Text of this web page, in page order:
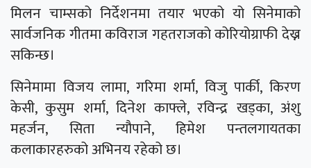
मिलन चाम्सको निर्देशनमा तयार भएको यो सिनेमाको
सार्वजनिक गीतमा कविराज गहतराजको कोरियोग्राफी देख्न
सकिन्छ।
सिनेमामा विजय लामा, गरिमा शर्मा, विजु पार्की, किरण
केसी, कुसुम शर्मा, दिनेश काफ्ले, रविन्द्र खड्का, अंशु
महर्जन, सिता न्यौपाने, हिमेश पन्तलगायतका
कलाकारहरुको अभिनय रहेको छ।